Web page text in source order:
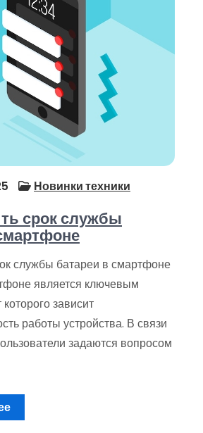
Новинки техники
срок службы
службы батареи в смартфоне
является ключевым
зависит
работы устройства. В связи
задаются вопросом